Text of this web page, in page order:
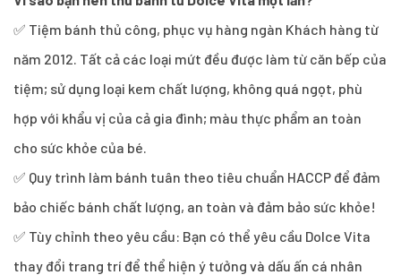
✅ Tiệm bánh thủ công, phục vụ hàng ngàn Khách hàng từ
năm 2012. Tất cả các loại mứt đều được làm từ căn bếp của
tiệm; sử dụng loại kem chất lượng, không quá ngọt, phù
hợp với khẩu vị của cả gia đình; màu thực phẩm an toàn
cho sức khỏe của bé.
✅ Quy trình làm bánh tuân theo tiêu chuẩn HACCP để đảm
bảo chiếc bánh chất lượng, an toàn và đảm bảo sức khỏe!
✅ Tùy chỉnh theo yêu cầu: Bạn có thể yêu cầu Dolce Vita
thay đổi trang trí để thể hiện ý tưởng và dấu ấn cá nhân